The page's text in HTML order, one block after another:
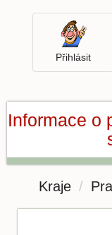
Přihlásit
Informace o
Kraje